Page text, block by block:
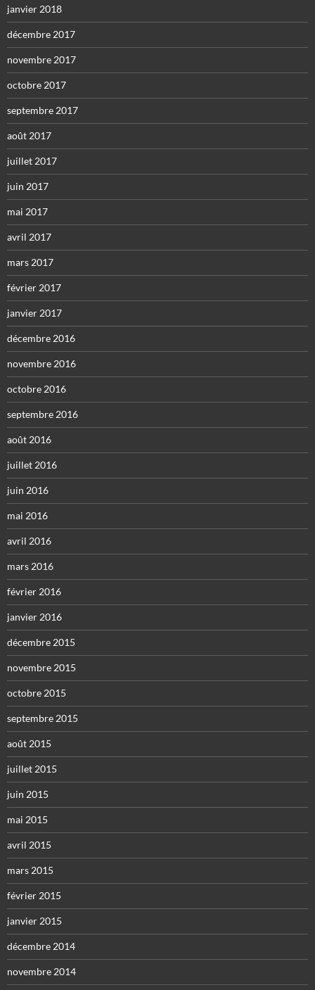
janvier 2018
décembre 2017
novembre 2017
octobre 2017
septembre 2017
août 2017
juillet 2017
juin 2017
mai 2017
avril 2017
mars 2017
février 2017
janvier 2017
décembre 2016
novembre 2016
octobre 2016
septembre 2016
août 2016
juillet 2016
juin 2016
mai 2016
avril 2016
mars 2016
février 2016
janvier 2016
décembre 2015
novembre 2015
octobre 2015
septembre 2015
août 2015
juillet 2015
juin 2015
mai 2015
avril 2015
mars 2015
février 2015
janvier 2015
décembre 2014
novembre 2014